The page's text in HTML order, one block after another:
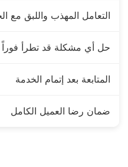
التعامل المهذب واللبق مع
حل أي مشكلة قد تطرأ فوراً
المتابعة بعد إتمام الخدمة
ضمان رضا العميل الكامل